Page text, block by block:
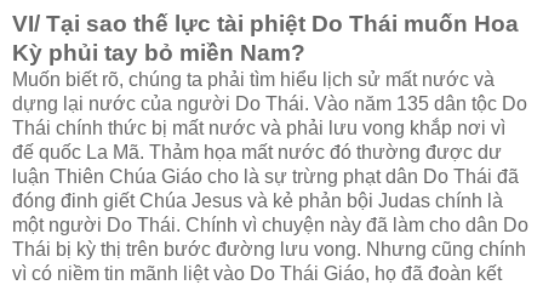
VI/ Tại sao thế lực tài phiệt Do Thái muốn Hoa
Kỳ phủi tay bỏ miền Nam?
Muốn biết rõ, chúng ta phải tìm hiểu lịch sử mất nước và
dựng lại nước của người Do Thái. Vào năm 135 dân tộc Do
Thái chính thức bị mất nước và phải lưu vong khắp nơi vì
đế quốc La Mã. Thảm họa mất nước đó thường được dư
luận Thiên Chúa Giáo cho là sự trừng phạt dân Do Thái đã
đóng đinh giết Chúa Jesus và kẻ phản bội Judas chính là
một người Do Thái. Chính vì chuyện này đã làm cho dân Do
Thái bị kỳ thị trên bước đường lưu vong. Nhưng cũng chính
vì có niềm tin mãnh liệt vào Do Thái Giáo, họ đã đoàn kết